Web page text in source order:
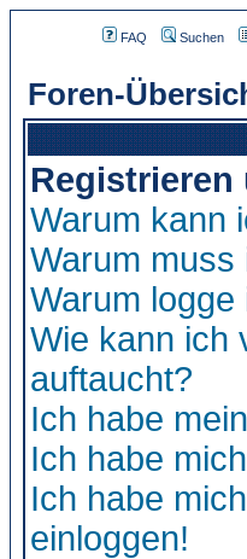
FAQ Suchen
Foren-
Registrieren
Warum kann
Warum muss
Warum
Wie kann ich
auftaucht?
Ich habe
Ich habe
Ich habe
einloggen!